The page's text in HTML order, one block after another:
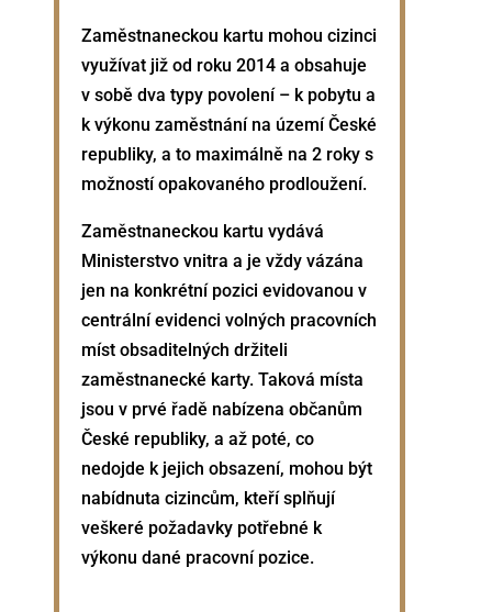
Zaměstnaneckou kartu mohou cizinci
využívat již od roku 2014 a obsahuje
v sobě dva typy povolení – k pobytu a
k výkonu zaměstnání na území České
republiky, a to maximálně na 2 roky s
možností opakovaného prodloužení.
Zaměstnaneckou kartu vydává
Ministerstvo vnitra a je vždy vázána
jen na konkrétní pozici evidovanou v
centrální evidenci volných pracovních
míst obsaditelných držiteli
zaměstnanecké karty. Taková místa
jsou v prvé řadě nabízena občanům
České republiky, a až poté, co
nedojde k jejich obsazení, mohou být
nabídnuta cizincům, kteří splňují
veškeré požadavky potřebné k
výkonu dané pracovní pozice.